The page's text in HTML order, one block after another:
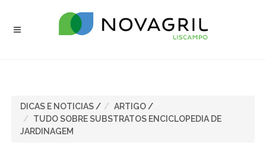
DICAS E NOTICIAS / ARTIGO /
TUDO SOBRE SUBSTRATOS ENCICLOPEDIA DE
JARDINAGEM